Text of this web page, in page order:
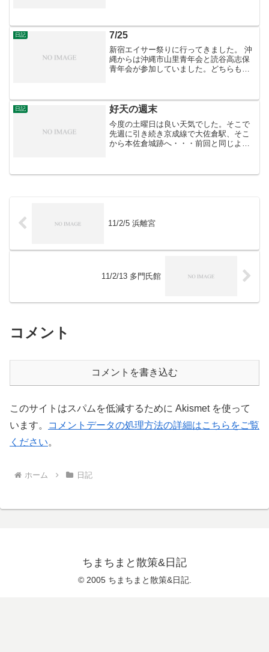
日記 7/25
新宿エイサー祭りに行ってきました。 沖
縄からは沖縄市山里青年会と読谷高志保
青年会が参加していました。どちらも特
日記 好天の週末
今度の土曜日は良い天気でした。そこで
先週に引き続き京成線で大佐倉駅、そこ
から本佐倉城跡へ・・・前回と同じよう
11/2/5 浜離宮
11/2/13 多門氏館
コメント
コメントを書き込む
このサイトはスパムを低減するために Akismet を使って
います。
コメントデータの処理方法の詳細はこちらをご覧
ください。
ホーム 日記
ちまちまと散策&日記
© 2005 ちまちまと散策&日記.